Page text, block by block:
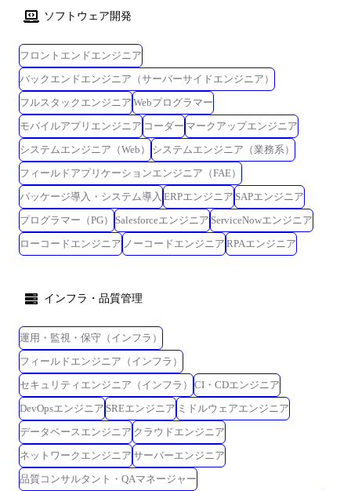
ソフトウェア開発
フロントエンドエンジニア
バックエンドエンジニア（サーバーサイドエンジニア）
フルスタックエンジニア Webプログラマー
モバイルアプリエンジニア コーダー マークアップエンジニア
システムエンジニア（Web）
システムエンジニア（業務系）
フィールドアプリケーションエンジニア（FAE）
パッケージ導入・システム導入 ERPエンジニア SAPエンジニア
プログラマー（PG）
Salesforceエンジニア ServiceNowエンジニア
ローコードエンジニア ノーコードエンジニア RPAエンジニア
インフラ・品質管理
運用・監視・保守（インフラ）
フィールドエンジニア（インフラ）
セキュリティエンジニア（インフラ）
CI・CDエンジニア
DevOpsエンジニア SREエンジニア ミドルウェアエンジニア
データベースエンジニア クラウドエンジニア
ネットワークエンジニア サーバーエンジニア
品質コンサルタント・QAマネージャー